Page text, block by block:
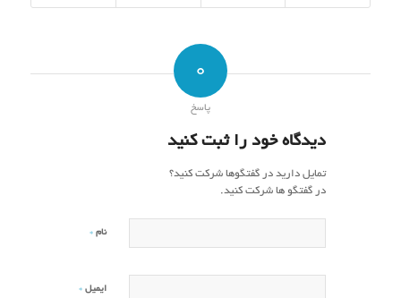
0
پاسخ
دیدگاه خود را ثبت کنید
تمایل دارید در گفتگوها شرکت کنید؟
در گفتگو ها شرکت کنید.
نام *
ایمیل *